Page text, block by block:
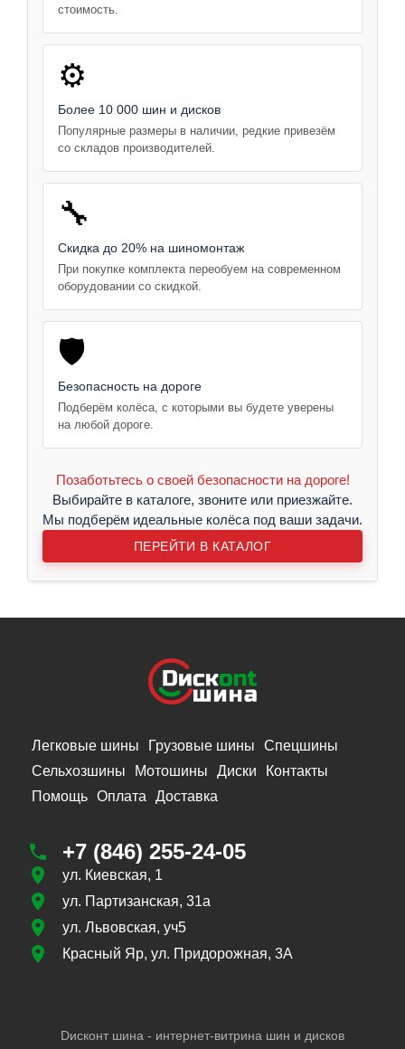
стоимость.
⚙️
Более 10 000 шин и дисков
Популярные размеры в наличии, редкие привезём
со складов производителей.
🔧
Скидка до 20% на шиномонтаж
При покупке комплекта переобуем на современном
оборудовании со скидкой.
🛡️
Безопасность на дороге
Подберём колёса, с которыми вы будете уверены
на любой дороге.
Позаботьтесь о своей безопасности на дороге!
Выбирайте в каталоге, звоните или приезжайте.
Мы подберём идеальные колёса под ваши задачи.
ПЕРЕЙТИ В КАТАЛОГ
Легковые шины Грузовые шины
Спецшины
Сельхозшины
Мотошины Диски
Контакты
Помощь Оплата Доставка
+7 (846) 255-24-05
ул. Киевская, 1
ул. Партизанская, 31а
ул. Львовская, уч5
Красный Яр, ул. Придорожная, 3А
Dисконт шина - интернет-витрина шин и дисков